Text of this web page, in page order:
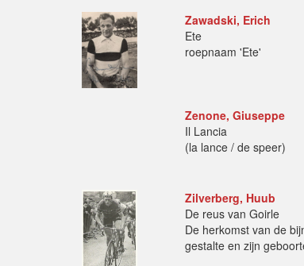
Zawadski, Erich
Ete
roepnaam 'Ete'
Zenone, Giuseppe
Il Lancia
(la lance / de speer)
Zilverberg, Huub
De reus van Goirle
De herkomst van de
gestalte en zijn